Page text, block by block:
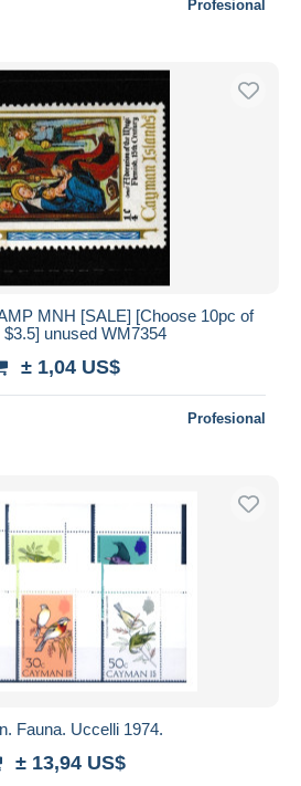
Profesional
MNH [SALE] [Choose 10pc of
unused WM7354
± 1,04 US$
Profesional
Fauna. Uccelli 1974.
± 13,94 US$